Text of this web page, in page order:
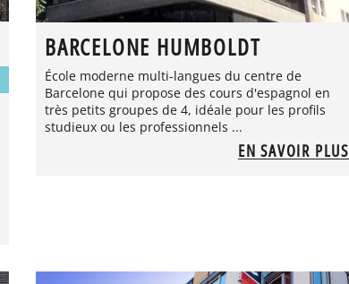
BARCELONE HUMBOLDT
École moderne multi-langues du centre de
Barcelone qui propose des cours d'espagnol en
très petits groupes de 4, idéale pour les profils
studieux ou les professionnels ...
EN SAVOIR PLUS